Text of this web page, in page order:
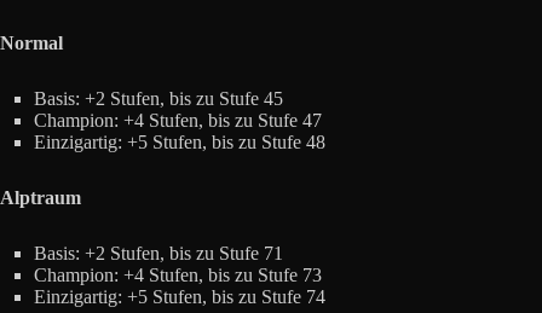
Normal
Basis: +2 Stufen, bis zu Stufe 45
Champion: +4 Stufen, bis zu Stufe 47
Einzigartig: +5 Stufen, bis zu Stufe 48
Alptraum
Basis: +2 Stufen, bis zu Stufe 71
Champion: +4 Stufen, bis zu Stufe 73
Einzigartig: +5 Stufen, bis zu Stufe 74